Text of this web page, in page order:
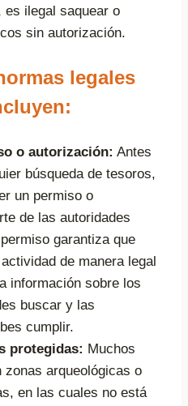
es ilegal saquear o
sin autorización.
legales
o autorización: Antes
búsqueda de tesoros,
un permiso o
de las autoridades
garantiza que
de manera legal
información sobre los
buscar y las
cumplir.
protegidas: Muchos
zonas arqueológicas o
en las cuales no está